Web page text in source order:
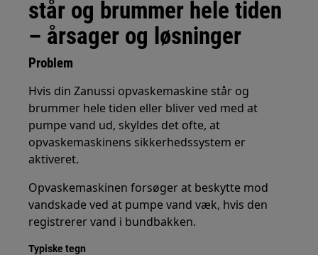
står og brummer hele tiden
– årsager og løsninger
Problem
Hvis din Zanussi opvaskemaskine står og
brummer hele tiden eller bliver ved med at
pumpe vand ud, skyldes det ofte, at
opvaskemaskinens sikkerhedssystem er
aktiveret.
Opvaskemaskinen forsøger at beskytte mod
vandskade ved at pumpe vand væk, hvis den
registrerer vand i bundbakken.
Typiske tegn